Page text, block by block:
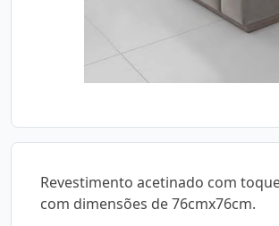
Revestimento acetinado com
com dimensões de 76cmx76cm.